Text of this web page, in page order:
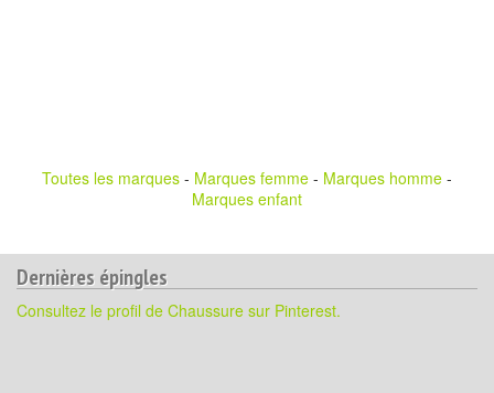
Toutes les marques - Marques femme - Marques homme -
Marques enfant
Dernières épingles
Consultez le profil de Chaussure sur Pinterest.